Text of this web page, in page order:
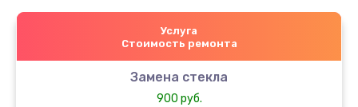
Услуга
Стоимость ремонта
Замена стекла
900 руб.